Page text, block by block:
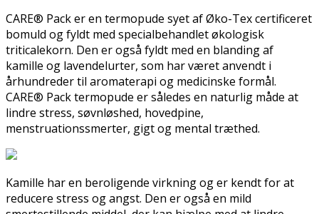
CARE® Pack er en termopude syet af Øko-Tex certificeret
bomuld og fyldt med specialbehandlet økologisk
triticalekorn. Den er også fyldt med en blanding af
kamille og lavendelurter, som har været anvendt i
århundreder til aromaterapi og medicinske formål.
CARE® Pack termopude er således en naturlig måde at
lindre stress, søvnløshed, hovedpine,
menstruationssmerter, gigt og mental træthed.
Kamille har en beroligende virkning og er kendt for at
reducere stress og angst. Den er også en mild